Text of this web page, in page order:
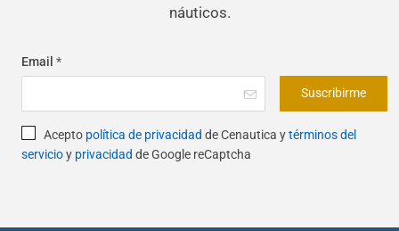
náuticos.
Email *
Suscribirme
Acepto política de privacidad de Cenautica ytérminos del
servicioy privacidad de Google reCaptcha